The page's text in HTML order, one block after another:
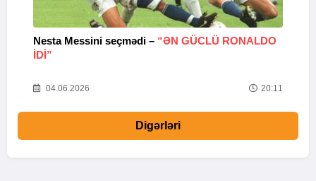
Nesta Messini seçmədi – “ƏN GÜCLÜ RONALDO
IDI”
04.06.2026 20:11
Digərləri